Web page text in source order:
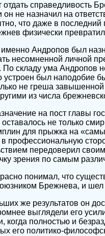
отдать справедливость
он не назначил на
что даже в последний
физически
Андропов был
несомненной личной
По складу ума
устроен был наподобие
не греша
из числа
на пост главы
оставалось не только
для прыжка на
в профессиональную
передоверил
зрения по самым
понимал, что
Брежнева, и шел
же результатов он
выглядели его
когда полностью и
его политико-